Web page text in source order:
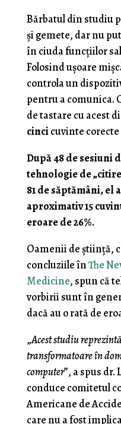
Bărbatul din studiu
și gemete, dar nu
în ciuda funcțiilor
Folosind ușoare
controla un
pentru a comunica.
de tastare cu acest
cincicuvinte
După 48 de sesiuni
tehnologie de
81 de săptămâni, el
aproximativ 15
eroare de 26%.
Oamenii de știință,
concluziile înThe
Medicine, spun că
vorbirii sunt în
dacă au o rată de
„Acest studiu
transformatoare în
computer”, a spus dr.
conduce comitetul
Americane de
care nu a fost